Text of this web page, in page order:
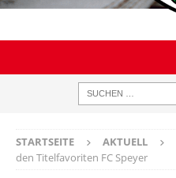
STARTSEITE AKTUELL
den Titelfavoriten FC Speyer